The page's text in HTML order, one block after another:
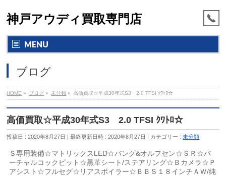
神戸アウディ買取専門店
MENU
ブログ
HOME » ブログ » 未分類 » 高価買取☆平成30年式S3 2.0 TFSI ｸﾜﾄﾛ☆
高価買取☆平成30年式S3 2.0 TFSI ｸﾜﾄﾛ☆
投稿日 : 2020年8月27日 最終更新日時 : 2020年8月27日 カテゴリー :未分類
Ｓ専用装備☆マトリックスLED☆バング&オルフセン☆ＳＲ☆バ
ーチャルコックピット☆黒革シート/ステアリング☆Ｂカメラ☆Ｐ
アシスト☆フルセグ☆リアスポイラー☆ＢＢＳ１８インチＡＷ/純